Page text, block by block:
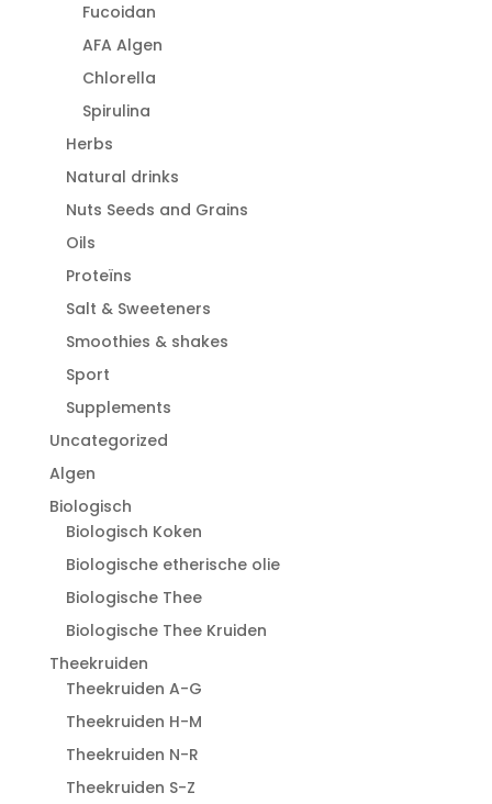
Fucoidan
AFA Algen
Chlorella
Spirulina
Herbs
Natural drinks
Nuts Seeds and Grains
Oils
Proteïns
Salt & Sweeteners
Smoothies & shakes
Sport
Supplements
Uncategorized
Algen
Biologisch
Biologisch Koken
Biologische etherische olie
Biologische Thee
Biologische Thee Kruiden
Theekruiden
Theekruiden A-G
Theekruiden H-M
Theekruiden N-R
Theekruiden S-Z